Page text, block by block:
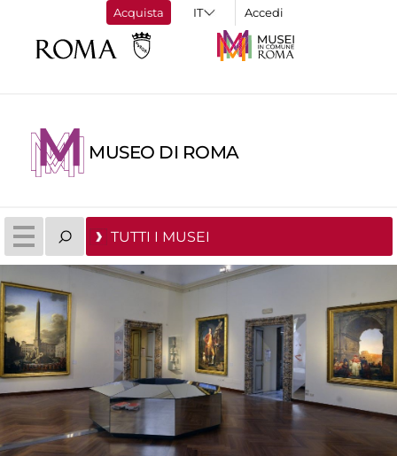
Acquista Accedi
MUSEO DI ROMA
TUTTI I MUSEI